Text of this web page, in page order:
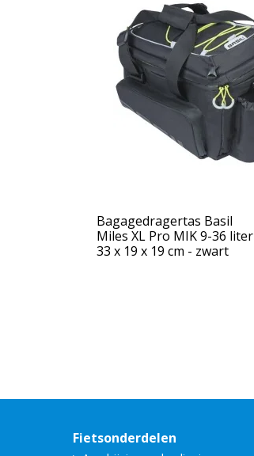
Bagagedragertas Basil
Miles XL Pro MIK 9-36 liter
33 x 19 x 19 cm - zwart
Fietsonderdelen